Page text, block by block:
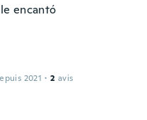
encantó
2021 · 2 avis